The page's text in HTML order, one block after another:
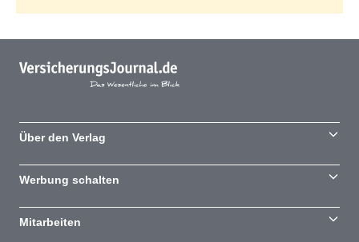
Über den Verlag
Werbung schalten
Mitarbeiten